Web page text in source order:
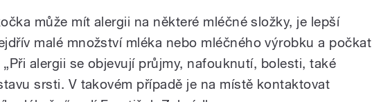
může mít alergii na některé mléčné složky, je lepší
malé množství mléka nebo mléčného výrobku a počkat
„Při alergii se objevují průjmy, nafouknutí, bolesti, také
srsti. V takovém případě je na místě kontaktovat